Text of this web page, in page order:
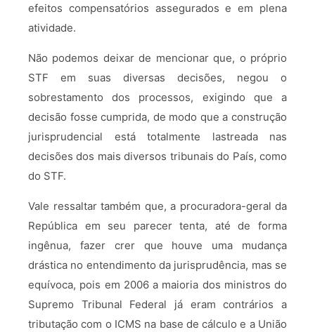
efeitos compensatórios assegurados e em plena
atividade.
Não podemos deixar de mencionar que, o próprio
STF em suas diversas decisões, negou o
sobrestamento dos processos, exigindo que a
decisão fosse cumprida, de modo que a construção
jurisprudencial está totalmente lastreada nas
decisões dos mais diversos tribunais do País, como
do STF.
Vale ressaltar também que, a procuradora-geral da
República em seu parecer tenta, até de forma
ingênua, fazer crer que houve uma mudança
drástica no entendimento da jurisprudência, mas se
equívoca, pois em 2006 a maioria dos ministros do
Supremo Tribunal Federal já eram contrários a
tributação com o ICMS na base de cálculo e a União